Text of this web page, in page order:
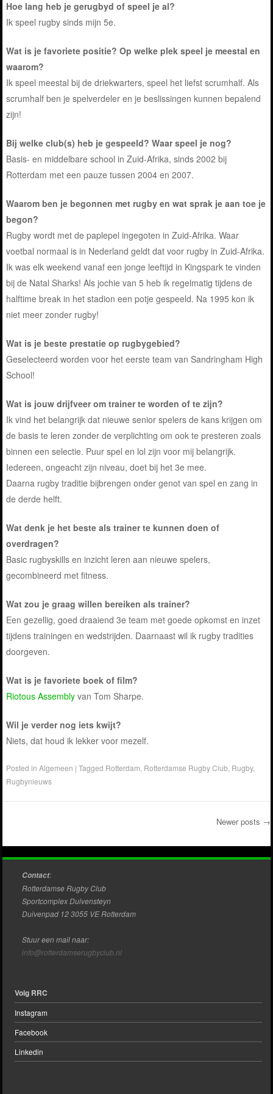
Hoe lang heb je gerugbyd of speel je al?
Ik speel rugby sinds mijn 5e.
Wat is je favoriete positie? Op welke plek speel je meestal en
waarom?
Ik speel meestal bij de driekwarters, speel het liefst scrumhalf. Als
scrumhalf ben je spelverdeler en je beslissingen kunnen bepalend
zijn!
Bij welke club(s) heb je gespeeld? Waar speel je nog?
Basis- en middelbare school in Zuid-Afrika, sinds 2002 bij
Rotterdam met een pauze tussen 2004 en 2007.
Waarom ben je begonnen met rugby en wat sprak je aan toe je
begon?
Rugby wordt met de paplepel ingegoten in Zuid-Afrika. Waar
voetbal normaal is in Nederland geldt dat voor rugby in Zuid-Afrika.
Ik was elk weekend vanaf een jonge leeftijd in Kingspark te vinden
bij de Natal Sharks! Als jochie van 5 heb ik regelmatig tijdens de
halftime break in het stadion een potje gespeeld. Na 1995 kon ik
niet meer zonder rugby!
Wat is je beste prestatie op rugbygebied?
Geselecteerd worden voor het eerste team van Sandringham High
School!
Wat is jouw drijfveer om trainer te worden of te zijn?
Ik vind het belangrijk dat nieuwe senior spelers de kans krijgen om
de basis te leren zonder de verplichting om ook te presteren zoals
binnen een selectie. Puur spel en lol zijn voor mij belangrijk.
Iedereen, ongeacht zijn niveau, doet bij het 3e mee.
Daarna rugby traditie bijbrengen onder genot van spel en zang in
de derde helft.
Wat denk je het beste als trainer te kunnen doen of
overdragen?
Basic rugbyskills en inzicht leren aan nieuwe spelers,
gecombineerd met fitness.
Wat zou je graag willen bereiken als trainer?
Een gezellig, goed draaiend 3e team met goede opkomst en inzet
tijdens trainingen en wedstrijden. Daarnaast wil ik rugby tradities
doorgeven.
Wat is je favoriete boek of film?
Riotous Assembly van Tom Sharpe.
Wil je verder nog iets kwijt?
Niets, dat houd ik lekker voor mezelf.
Posted inAlgemeen |Tagged Rotterdam Rotterdamse Rugby Club Rugby,
Rugbynieuws
Post navigation
Newer posts →
Contact:
Rotterdamse Rugby Club
Sportcomplex Duivensteyn
Duivenpad 12 3055 VE Rotterdam
Stuur een mail naar:
info@rotterdamserugbyclub.nl
Volg RRC
Instagram
Facebook
Linkedin